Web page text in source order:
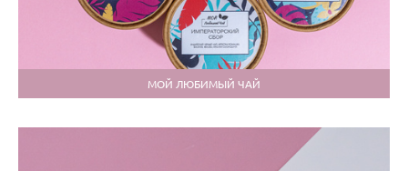
МОЙ ЛЮБИМЫЙ ЧАЙ